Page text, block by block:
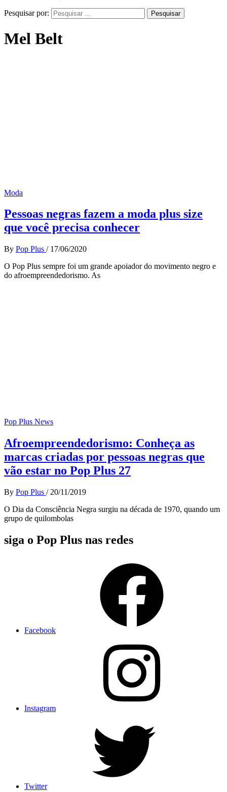
Pesquisar por:
Mel Belt
Moda
Pessoas negras fazem a moda plus size
que você precisa conhecer
By Pop Plus / 17/06/2020
O Pop Plus sempre foi um grande apoiador do movimento negro e
do afroempreendedorismo. As
Pop Plus News
Afroempreendedorismo: Conheça as
marcas criadas por pessoas negras que
vão estar no Pop Plus 27
By Pop Plus / 20/11/2019
O Dia da Consciência Negra surgiu na década de 1970, quando um
grupo de quilombolas
siga o Pop Plus nas redes
Facebook
Instagram
Twitter